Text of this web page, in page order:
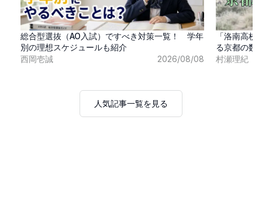
総合型選抜（AO入試）ですべき対策一覧！ 学年
別の理想スケジュールも紹介
西岡壱誠
2026/08/08
「洛南高
る京都の数
村瀬理紀
人気記事一覧を見る